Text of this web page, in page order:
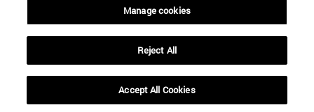
Manage cookies
Reject All
Accept All Cookies